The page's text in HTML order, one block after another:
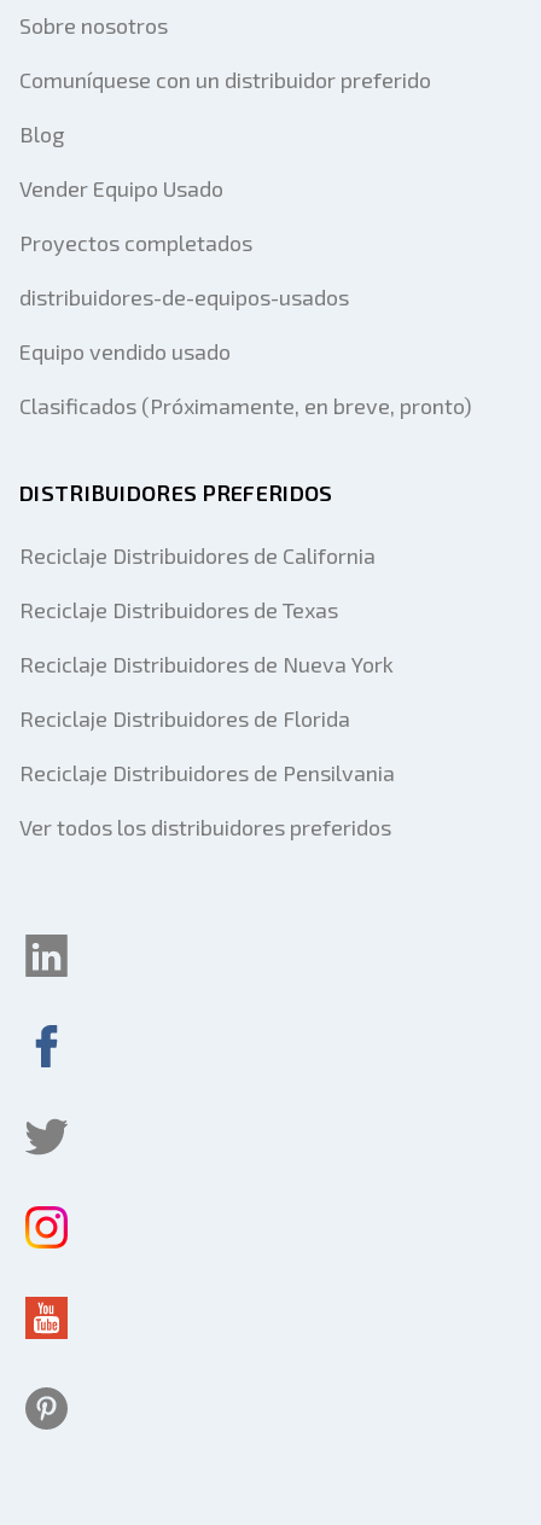
Sobre nosotros
Comuníquese con un distribuidor preferido
Blog
Vender Equipo Usado
Proyectos completados
distribuidores-de-equipos-usados
Equipo vendido usado
Clasificados (Próximamente, en breve, pronto)
DISTRIBUIDORES PREFERIDOS
Reciclaje Distribuidores de California
Reciclaje Distribuidores de Texas
Reciclaje Distribuidores de Nueva York
Reciclaje Distribuidores de Florida
Reciclaje Distribuidores de Pensilvania
Ver todos los distribuidores preferidos